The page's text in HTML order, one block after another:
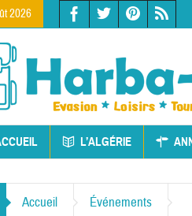
2026
L’ALGÉRIE
Accueil Événements